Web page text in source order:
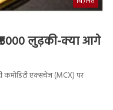
₹5000 लुढ़की-क्या आगे
कमोडिटी एक्सचेंज (MCX) पर